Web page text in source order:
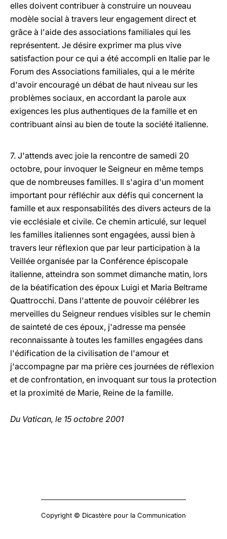
elles doivent contribuer à construire un nouveau
modèle social à travers leur engagement direct et
grâce à l'aide des associations familiales qui les
représentent. Je désire exprimer ma plus vive
satisfaction pour ce qui a été accompli en Italie par le
Forum des Associations familiales, qui a le mérite
d'avoir encouragé un débat de haut niveau sur les
problèmes sociaux, en accordant la parole aux
exigences les plus authentiques de la famille et en
contribuant ainsi au bien de toute la société italienne.
7. J'attends avec joie la rencontre de samedi 20
octobre, pour invoquer le Seigneur en même temps
que de nombreuses familles. Il s'agira d'un moment
important pour réfléchir aux défis qui concernent la
famille et aux responsabilités des divers acteurs de la
vie ecclésiale et civile. Ce chemin articulé, sur lequel
les familles italiennes sont engagées, aussi bien à
travers leur réflexion que par leur participation à la
Veillée organisée par la Conférence épiscopale
italienne, atteindra son sommet dimanche matin, lors
de la béatification des époux Luigi et Maria Beltrame
Quattrocchi. Dans l'attente de pouvoir célébrer les
merveilles du Seigneur rendues visibles sur le chemin
de sainteté de ces époux, j'adresse ma pensée
reconnaissante à toutes les familles engagées dans
l'édification de la civilisation de l'amour et
j'accompagne par ma prière ces journées de réflexion
et de confrontation, en invoquant sur tous la protection
et la proximité de Marie, Reine de la famille.
Du Vatican, le 15 octobre 2001
Copyright © Dicastère pour la Communication